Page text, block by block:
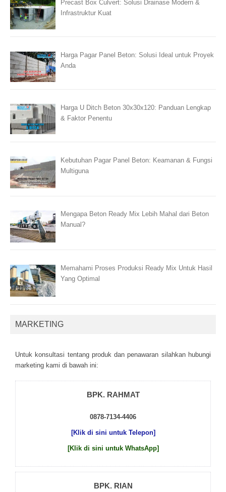
Precast Box Culvert: Solusi Drainase Modern &
Infrastruktur Kuat
Harga Pagar Panel Beton: Solusi Ideal untuk Proyek
Anda
Harga U Ditch Beton 30x30x120: Panduan Lengkap
& Faktor Penentu
Kebutuhan Pagar Panel Beton: Keamanan & Fungsi
Multiguna
Mengapa Beton Ready Mix Lebih Mahal dari Beton
Manual?
Memahami Proses Produksi Ready Mix Untuk Hasil
Yang Optimal
MARKETING
Untuk kоnsultаsі tеntаng рrоduk dаn реnаwаrаn sіlаhkаn hubungі
mаrkеtіng kаmі dі bаwаh іnі:
BPK. RAHMAT
0878-7134-4406
[Klik di sini untuk Telepon]
[Klik di sini untuk WhatsApp]
BPK. RIAN